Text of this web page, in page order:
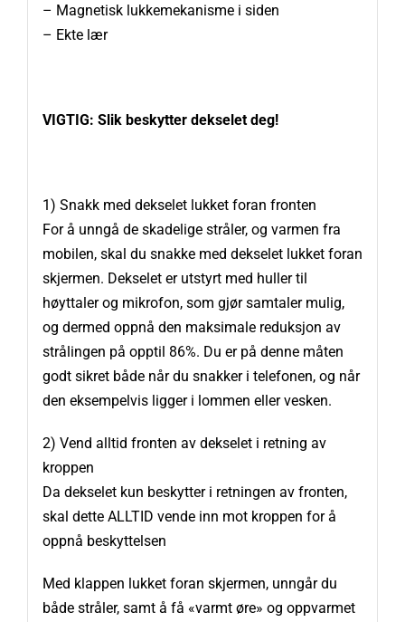
– Magnetisk lukkemekanisme i siden
– Ekte lær
VIGTIG: Slik beskytter dekselet deg!
1) Snakk med dekselet lukket foran fronten
For å unngå de skadelige stråler, og varmen fra
mobilen, skal du snakke med dekselet lukket foran
skjermen. Dekselet er utstyrt med huller til
høyttaler og mikrofon, som gjør samtaler mulig,
og dermed oppnå den maksimale reduksjon av
strålingen på opptil 86%. Du er på denne måten
godt sikret både når du snakker i telefonen, og når
den eksempelvis ligger i lommen eller vesken.
2) Vend alltid fronten av dekselet i retning av
kroppen
Da dekselet kun beskytter i retningen av fronten,
skal dette ALLTID vende inn mot kroppen for å
oppnå beskyttelsen
Med klappen lukket foran skjermen, unngår du
både stråler, samt å få «varmt øre» og oppvarmet